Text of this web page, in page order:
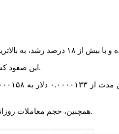
این صعود که نشانه‌های تکنیکال و الگو‌های صعودی آن را تقویت کرده‌اند، بار دیگر توجه سرمایه‌گذاران را به این میم‌کوین محبوب جلب کرده است.
همچنین، حجم معاملات روزانه شیبا بیش از ۹۰ درصد افزایش یافته و به حدود ۵۹۵ میلیون دلار رسیده که بیانگر ورود سرمایه‌های تازه و افزایش هیجان بازار است.